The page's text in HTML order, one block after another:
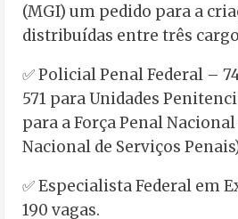
(MGI) um pedido para a
distribuídas entre três
✅ Policial Penal Federal –
571 para Unidades
para a Força Penal
Nacional de Serviços
✅ Especialista Federal em
190 vagas.